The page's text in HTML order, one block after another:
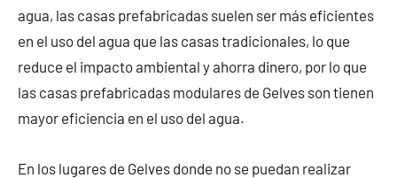
agua, las casas prefabricadas suelen ser más eficientes
en el uso del agua que las casas tradicionales, lo que
reduce el impacto ambiental y ahorra dinero, por lo que
las casas prefabricadas modulares de Gelves son tienen
mayor eficiencia en el uso del agua.
En los lugares de Gelves donde no se puedan realizar